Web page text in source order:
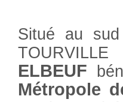
Situé au
ELBEUF
Métropole